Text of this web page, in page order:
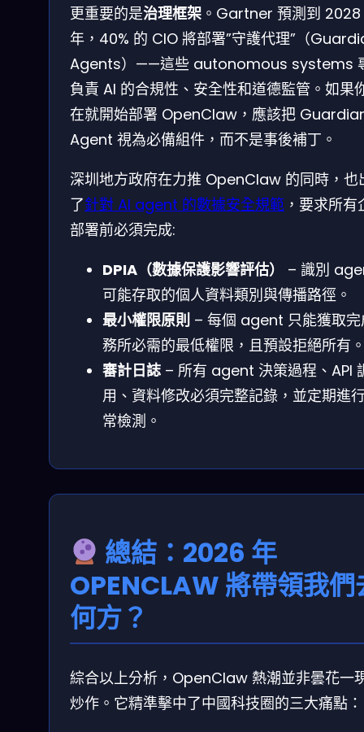
更重要的是治理框架 。Gartner 預測到 2028
年，40% 的 CIO 將部署”守護代理”（
Agents）——這些 autonomous systems
負責 AI 的合規性、安全性和道德監管。如果
在就開始部署 OpenClaw，應該把
Agent 視為必備組件，而不是事後補丁。
深圳地方政府在力推 OpenClaw 的同時，也
了針對 AI agent 的數據安全規範 ，要求所有
部署前必須完成:
DPIA（數據保護影響評估）
– 識別
可能存取的個人資料類別與傳播路徑。
最小權限原則 – 每個 agent 只能獲取完
務所必需的最低權限，且預設拒絕所有
審計日誌 – 所有 agent 決策過程、API
用、資料修改必須完整記錄，並定期進
常檢測。
總結：2026 年
OPENCLAW 將帶領我們
何方？
綜合以上分析，OpenClaw 熱潮並非曇花一
炒作。它精準擊中了中國科技圈的三大痛點：